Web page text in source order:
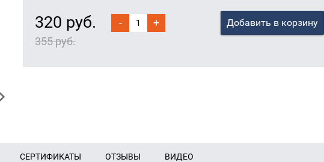
320 руб.
355 руб.
- + Добавить в корзину
СЕРТИФИКАТЫ ОТЗЫВЫ ВИДЕО